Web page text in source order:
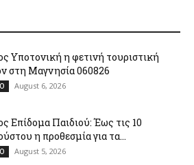
Υποτονική η φετινή τουριστική
στη Μαγνησία 060826
August 6, 2026
Επίδομα Παιδιού: Έως τις 10
η προθεσμία για τα...
August 5, 2026